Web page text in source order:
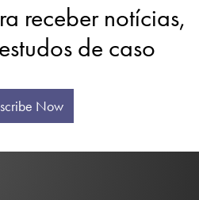
receber notícias,
de caso
Now